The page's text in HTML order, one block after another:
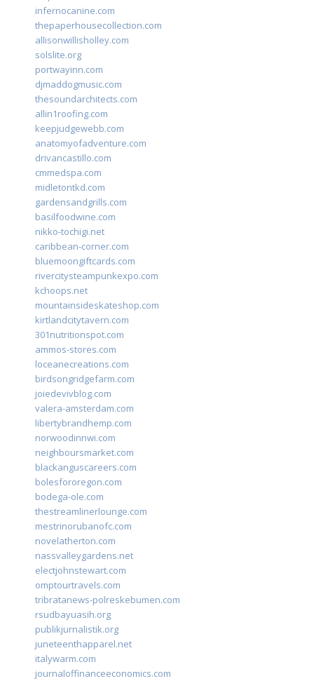
infernocanine.com
thepaperhousecollection.com
allisonwillisholley.com
solslite.org
portwayinn.com
djmaddogmusic.com
thesoundarchitects.com
allin1roofing.com
keepjudgewebb.com
anatomyofadventure.com
drivancastillo.com
cmmedspa.com
midletontkd.com
gardensandgrills.com
basilfoodwine.com
nikko-tochigi.net
caribbean-corner.com
bluemoongiftcards.com
rivercitysteampunkexpo.com
kchoops.net
mountainsideskateshop.com
kirtlandcitytavern.com
301nutritionspot.com
ammos-stores.com
loceanecreations.com
birdsongridgefarm.com
joiedevivblog.com
valera-amsterdam.com
libertybrandhemp.com
norwoodinnwi.com
neighboursmarket.com
blackanguscareers.com
bolesfororegon.com
bodega-ole.com
thestreamlinerlounge.com
mestrinorubanofc.com
novelatherton.com
nassvalleygardens.net
electjohnstewart.com
omptourtravels.com
tribratanews-polreskebumen.com
rsudbayuasih.org
publikjurnalistik.org
juneteenthapparel.net
italywarm.com
journaloffinanceeconomics.com